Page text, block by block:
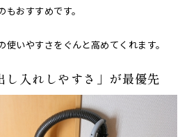
おすすめです。
いやすさをぐんと高めてくれます。
し入れしやすさ」が最優先